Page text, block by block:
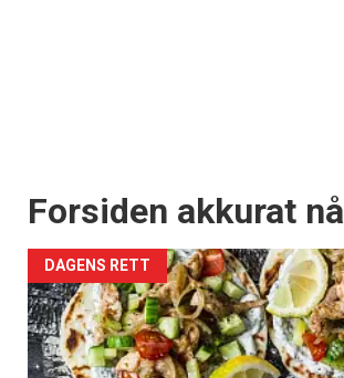
Forsiden akkurat nå
DAGENS RETT